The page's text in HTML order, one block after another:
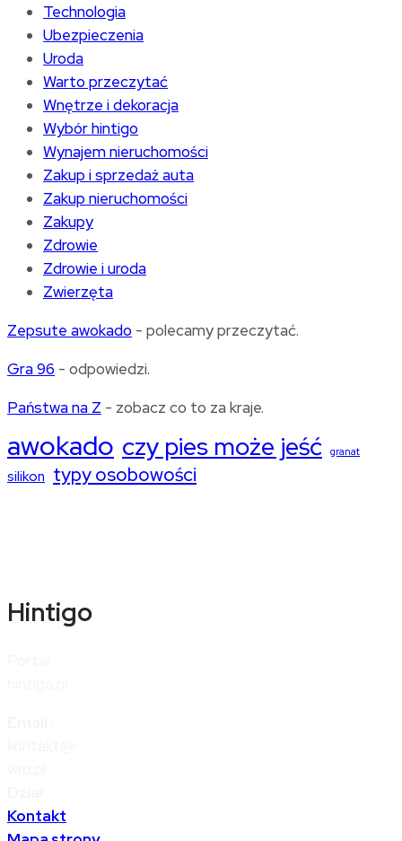
Technologia
Ubezpieczenia
Uroda
Warto przeczytać
Wnętrze i dekoracja
Wybór hintigo
Wynajem nieruchomości
Zakup i sprzedaż auta
Zakup nieruchomości
Zakupy
Zdrowie
Zdrowie i uroda
Zwierzęta
Zepsute awokado - polecamy przeczytać.
Gra 96 - odpowiedzi.
Państwa na Z - zobacz co to za kraje.
awokado czy pies może jeść granat
silikon typy osobowości
Hintigo
Kontakt